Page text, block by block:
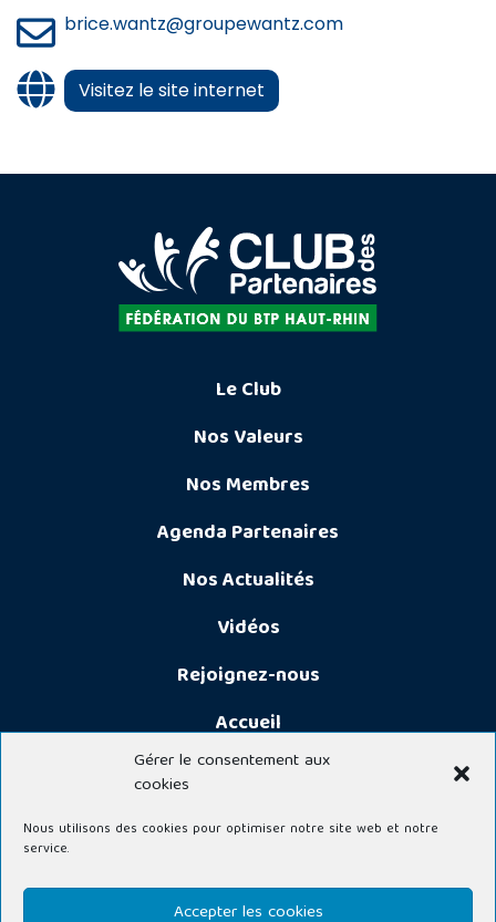
Gérer le consentement aux
cookies
Nous utilisons des cookies pour optimiser notre site web et notre
service.
Accepter les cookies
brice.wantz@groupewantz.com
Visitez le site internet
Le Club
Nos Valeurs
Nos Membres
Agenda Partenaires
Nos Actualités
Vidéos
Rejoignez-nous
Accueil
© 2026 CLUB DES PARTENAIRES DE LA FÉDÉRATION DU BTP DU HAUT-
RHIN - Tous droits réservés